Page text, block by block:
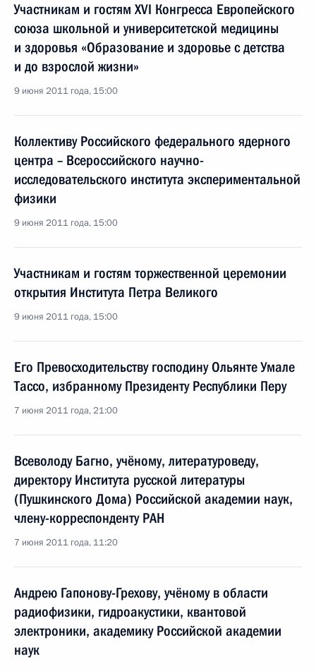
Участникам и гостям XVI Конгресса Европейского
союза школьной и университетской медицины
и здоровья «Образование и здоровье с детства
и до взрослой жизни»
9 июня 2011 года, 15:00
Коллективу Российского федерального ядерного
центра – Всероссийского научно-
исследовательского института экспериментальной
физики
9 июня 2011 года, 15:00
Участникам и гостям торжественной церемонии
открытия Института Петра Великого
9 июня 2011 года, 15:00
Его Превосходительству господину Ольянте Умале
Тассо, избранному Президенту Республики Перу
7 июня 2011 года, 21:00
Всеволоду Багно, учёному, литературоведу,
директору Института русской литературы
(Пушкинского Дома) Российской академии наук,
члену-корреспонденту РАН
7 июня 2011 года, 11:20
Андрею Гапонову-Грехову, учёному в области
радиофизики, гидроакустики, квантовой
электроники, академику Российской академии
наук